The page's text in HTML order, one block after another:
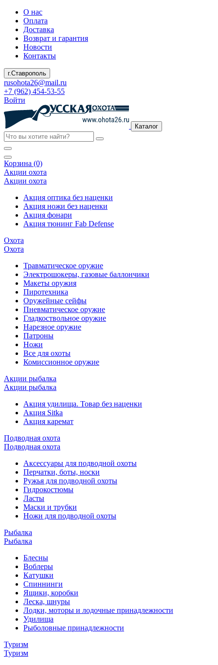
О нас
Оплата
Доставка
Возврат и гарантия
Новости
Контакты
г.Ставрополь
rusohota26@mail.ru
+7 (962) 454-53-55
Войти
Каталог
Корзина (0)
Акции охота
Акции охота
Акция оптика без наценки
Акция ножи без наценки
Акция фонари
Акция тюнинг Fab Defense
Охота
Охота
Травматическое оружие
Электрошокеры, газовые баллончики
Макеты оружия
Пиротехника
Оружейные сейфы
Пневматическое оружие
Гладкоствольное оружие
Нарезное оружие
Патроны
Ножи
Все для охоты
Комиссионное оружие
Акции рыбалка
Акции рыбалка
Акция удилища. Товар без наценки
Акция Sitka
Акция каремат
Подводная охота
Подводная охота
Аксессуары для подводной охоты
Перчатки, боты, носки
Ружья для подводной охоты
Гидрокостюмы
Ласты
Маски и трубки
Ножи для подводной охоты
Рыбалка
Рыбалка
Блесны
Воблеры
Катушки
Спиннинги
Ящики, коробки
Леска, шнуры
Лодки, моторы и лодочные принадлежности
Удилища
Рыболовные принадлежности
Туризм
Туризм